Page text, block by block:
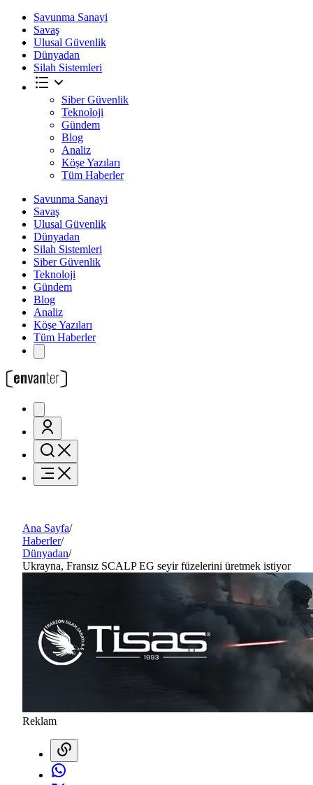
Savunma Sanayi
Savaş
Ulusal Güvenlik
Dünyadan
Silah Sistemleri
Siber Güvenlik
Teknoloji
Gündem
Blog
Analiz
Köşe Yazıları
Tüm Haberler
Savunma Sanayi
Savaş
Ulusal Güvenlik
Dünyadan
Silah Sistemleri
Siber Güvenlik
Teknoloji
Gündem
Blog
Analiz
Köşe Yazıları
Tüm Haberler
Ana Sayfa/
Haberler/
Dünyadan/
Ukrayna, Fransız SCALP EG seyir füzelerini üretmek istiyor
Reklam